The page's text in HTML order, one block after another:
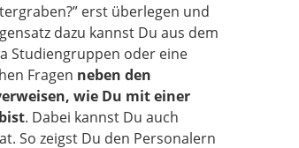
erst überlegen und
dazu kannst Du aus dem
Studiengruppen oder eine
Fragen neben den
wie Du mit einer
. Dabei kannst Du auch
So zeigst Du den Personalern